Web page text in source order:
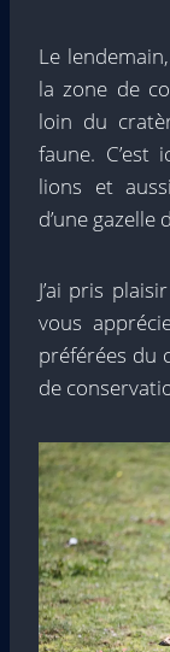
Le
la zone de
loin du
faune. C’est
lions et
d’une gazelle
J’ai pris
vous
préférées du
de